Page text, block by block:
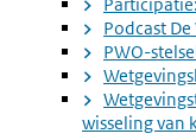
Podcast
PWO-
wisseling van